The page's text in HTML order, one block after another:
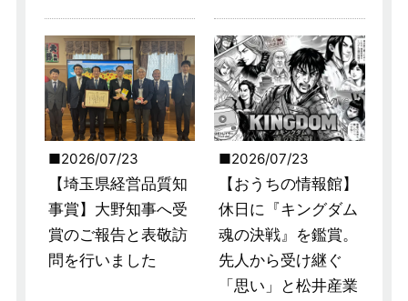
2026/07/23
【埼玉県経営品質知
事賞】大野知事へ受
賞のご報告と表敬訪
問を行いました
2026/07/23
【おうちの情報館】
休日に『キングダム
魂の決戦』を鑑賞。
先人から受け継ぐ
「思い」と松井産業